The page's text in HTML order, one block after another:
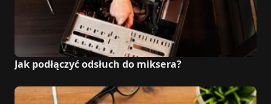
Jak podłączyć odsłuch do miksera?